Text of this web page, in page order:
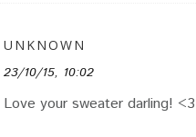
UNKNOWN
23/10/15, 10:02
Love your sweater darling! <3